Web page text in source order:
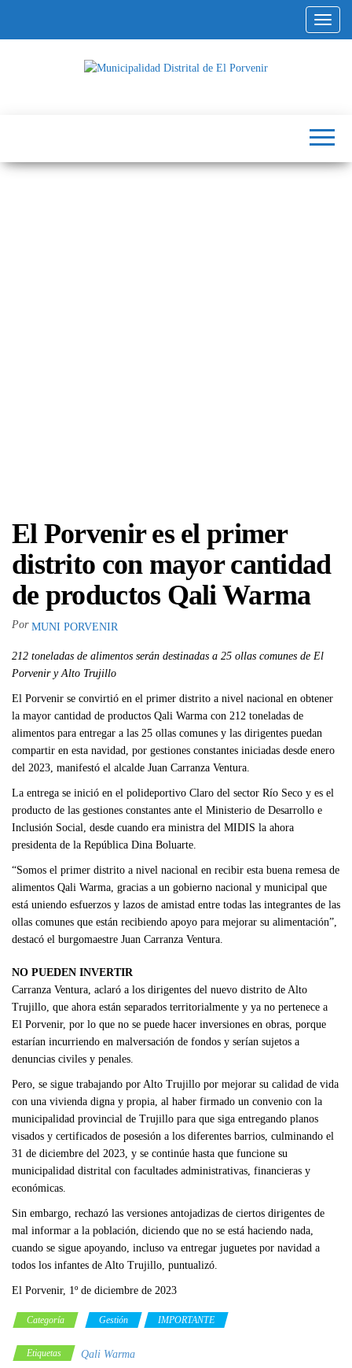
El Porvenir es el primer
distrito con mayor cantidad
de productos Qali Warma
Por MUNI PORVENIR
212 toneladas de alimentos serán destinadas a 25 ollas comunes de El
Porvenir y Alto Trujillo
El Porvenir se convirtió en el primer distrito a nivel nacional en obtener
la mayor cantidad de productos Qali Warma con 212 toneladas de
alimentos para entregar a las 25 ollas comunes y las dirigentes puedan
compartir en esta navidad, por gestiones constantes iniciadas desde enero
del 2023, manifestó el alcalde Juan Carranza Ventura.
La entrega se inició en el polideportivo Claro del sector Río Seco y es el
producto de las gestiones constantes ante el Ministerio de Desarrollo e
Inclusión Social, desde cuando era ministra del MIDIS la ahora
presidenta de la República Dina Boluarte.
“Somos el primer distrito a nivel nacional en recibir esta buena remesa de
alimentos Qali Warma, gracias a un gobierno nacional y municipal que
está uniendo esfuerzos y lazos de amistad entre todas las integrantes de las
ollas comunes que están recibiendo apoyo para mejorar su alimentación”,
destacó el burgomaestre Juan Carranza Ventura.
NO PUEDEN INVERTIR
Carranza Ventura, aclaró a los dirigentes del nuevo distrito de Alto
Trujillo, que ahora están separados territorialmente y ya no pertenece a
El Porvenir, por lo que no se puede hacer inversiones en obras, porque
estarían incurriendo en malversación de fondos y serían sujetos a
denuncias civiles y penales.
Pero, se sigue trabajando por Alto Trujillo por mejorar su calidad de vida
con una vivienda digna y propia, al haber firmado un convenio con la
municipalidad provincial de Trujillo para que siga entregando planos
visados y certificados de posesión a los diferentes barrios, culminando el
31 de diciembre del 2023, y se continúe hasta que funcione su
municipalidad distrital con facultades administrativas, financieras y
económicas.
Sin embargo, rechazó las versiones antojadizas de ciertos dirigentes de
mal informar a la población, diciendo que no se está haciendo nada,
cuando se sigue apoyando, incluso va entregar juguetes por navidad a
todos los infantes de Alto Trujillo, puntualizó.
El Porvenir, 1º de diciembre de 2023
Categoría Gestión IMPORTANTE
Etiquetas Qali Warma